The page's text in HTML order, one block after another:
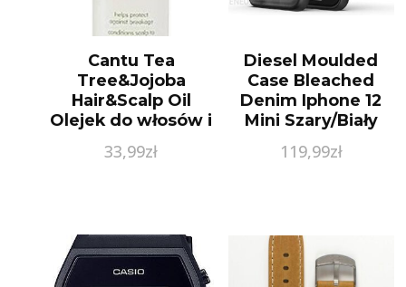
Cantu Tea
Tree&Jojoba
Hair&Scalp Oil
Olejek do włosów i
33,99zł
Diesel Moulded
Case Bleached
Denim Iphone 12
Mini Szary/Biały
119,99zł